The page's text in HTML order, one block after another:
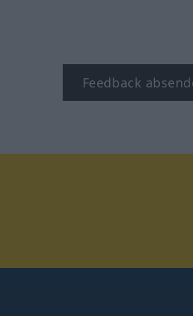
Feedback